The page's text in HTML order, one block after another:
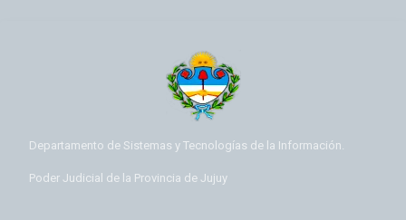
Departamento de Sistemas y Tecnologías de la Información.
Poder Judicial de la Provincia de Jujuy